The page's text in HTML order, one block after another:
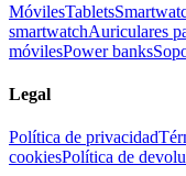
MóvilesTablets
smartwatchAuriculares
móvilesPower banks
Legal
Política de privacidad
cookiesPolítica de